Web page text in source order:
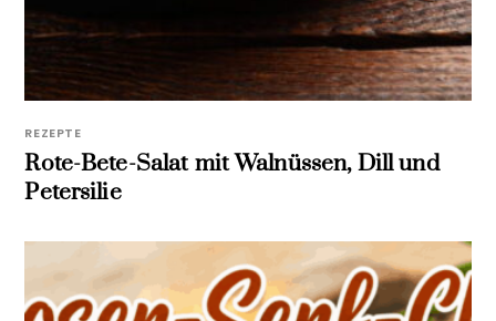
REZEPTE
Rote-Bete-Salat mit Walnüssen, Dill und
Petersilie